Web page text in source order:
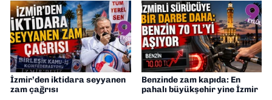
İzmir’den iktidara seyyanen
zam çağrısı
Benzinde zam kapıda: En
pahalı büyükşehir yine İzmir